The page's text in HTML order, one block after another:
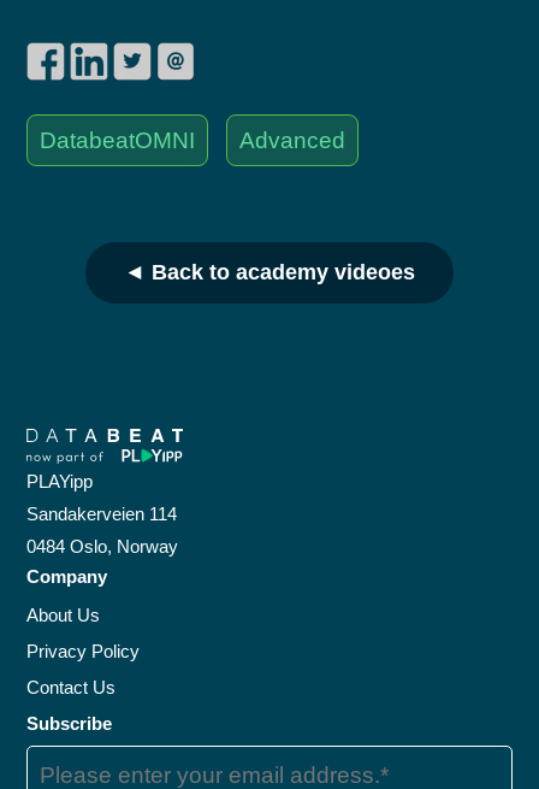
DatabeatOMNI Advanced
◄ Back to academy videoes
PLAYipp
Sandakerveien 114
0484 Oslo, Norway
Company
About Us
Privacy Policy
Contact Us
Subscribe